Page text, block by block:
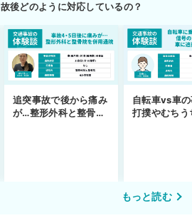
後どのように対応しているの？
追突事故で後から痛み
が…整形外科と整骨院
自転車vs車
打撲やむちう
もっと読む